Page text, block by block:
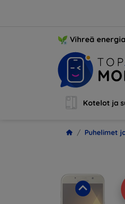
Vihreä energia
Kotelot ja
Puhelimet